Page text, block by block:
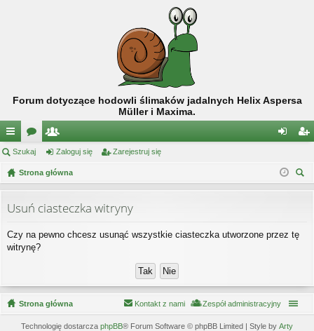
Forum dotyczące hodowli ślimaków jadalnych Helix Aspersa
Müller i Maxima.
ię
ce
…
or
a
ży
tk
w
ni
og
ę
ej
Szukaj Zaloguj się Zarejestruj się
Strona główna
Usuń ciasteczka witryny
Czy na pewno chcesz usunąć wszystkie ciasteczka utworzone przez tę
witrynę?
Strona główna Zespół administracyjny
Kontakt z nami
Technologię dostarcza phpBB® Forum Software © phpBB Limited | Style by Arty